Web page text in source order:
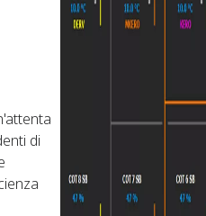
di